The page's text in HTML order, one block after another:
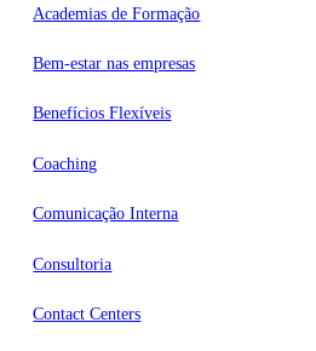
Academias de Formação
Bem-estar nas empresas
Benefícios Flexíveis
Coaching
Comunicação Interna
Consultoria
Contact Centers